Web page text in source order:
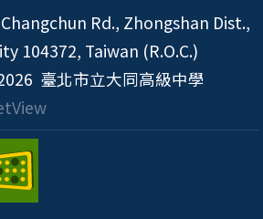
Rd., Zhongshan Dist.,
104372, Taiwan (R.O.C.)
臺北市立大同高級中學